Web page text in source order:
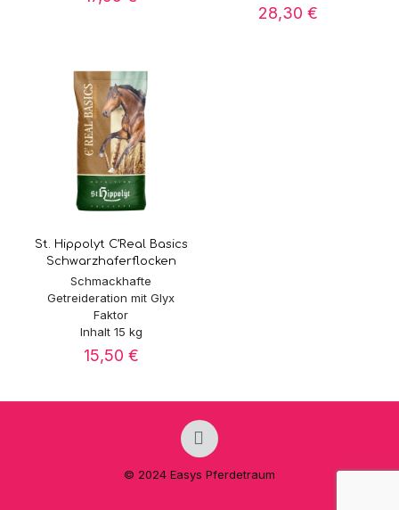
28,30 €
St. Hippolyt C’Real Basics
Schwarzhaferflocken
Schmackhafte
Getreideration mit Glyx
Faktor
Inhalt 15 kg
15,50 €
© 2024 Easys Pferdetraum